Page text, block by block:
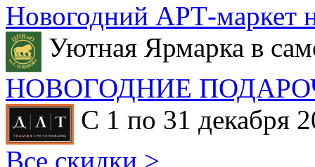
Новогодний АРТ-маркет
Уютная Ярмарка в
НОВОГОДНИЕ
С 1 по 31 декабря
Все скидки >